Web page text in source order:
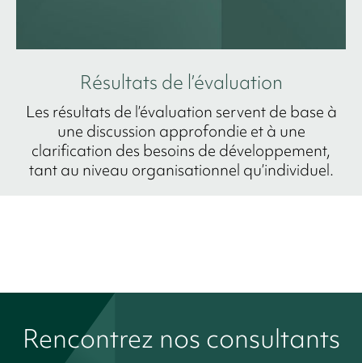
Résultats de l’évaluation
Les résultats de l’évaluation servent de base à
une discussion approfondie et à une
clarification des besoins de développement,
tant au niveau organisationnel qu’individuel.
Rencontrez nos consultants